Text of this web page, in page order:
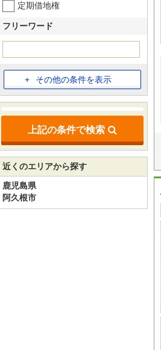
定期借地権
フリーワード
その他の条件を表示
上記の条件で検索
近くのエリアから探す
鹿児島県
阿久根市